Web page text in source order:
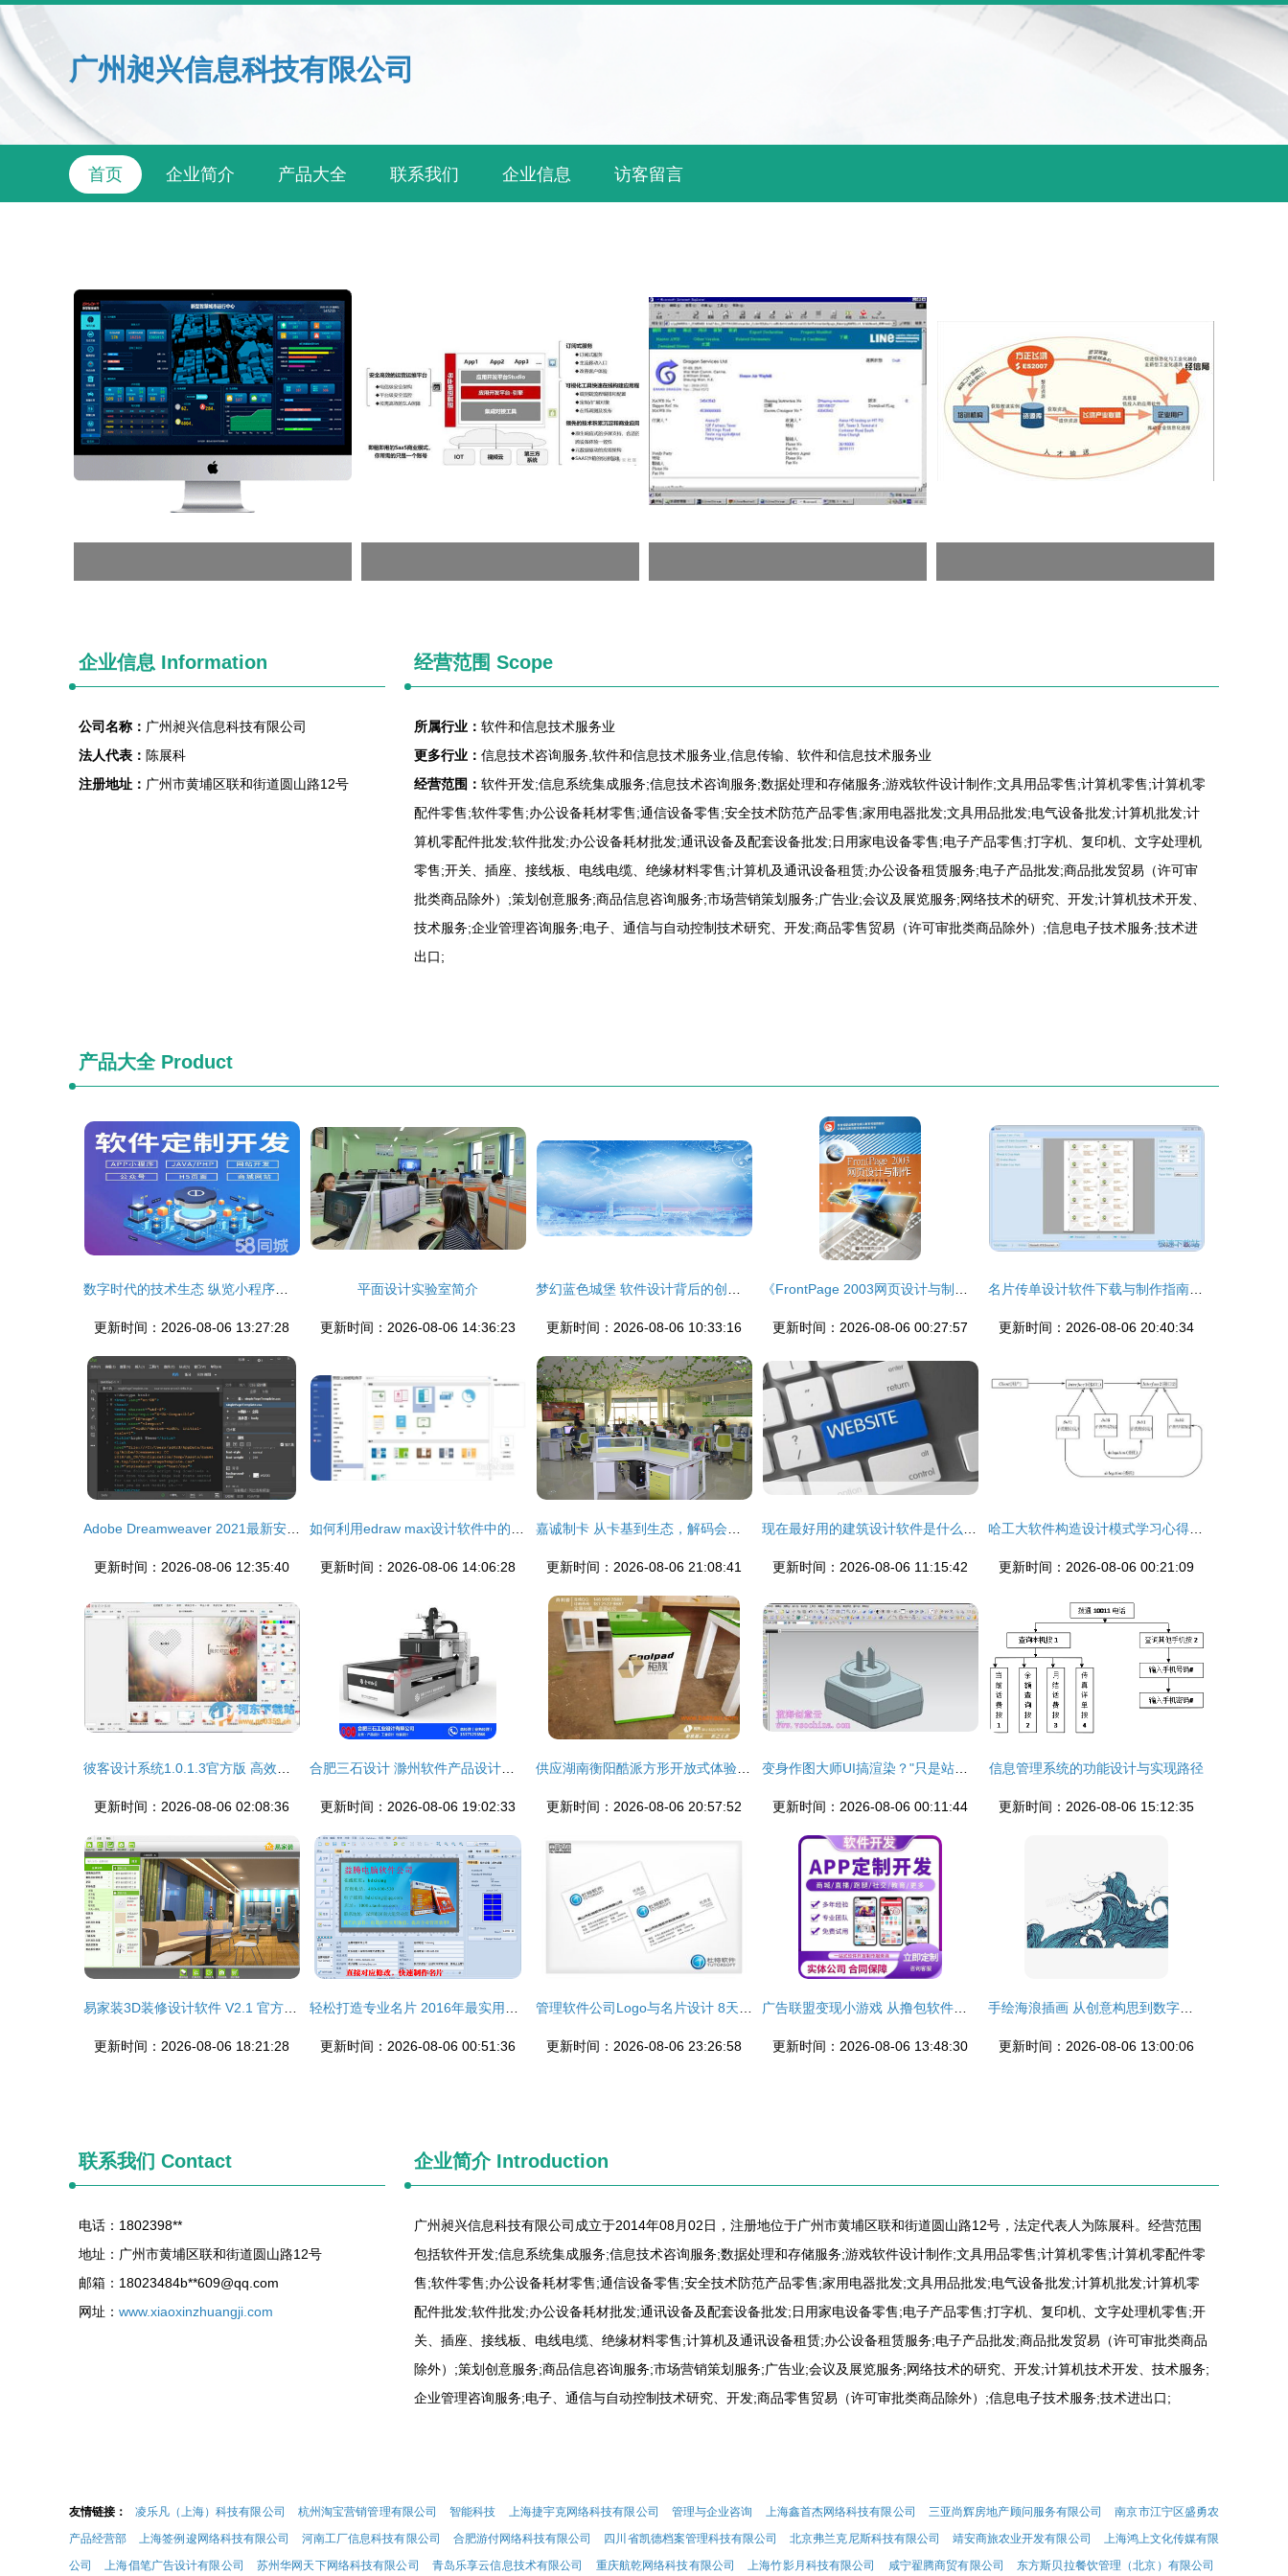
广州昶兴信息科技有限公司
首页 企业简介 产品大全 联系我们 企业信息 访客留言
企业信息 Information
公司名称： 广州昶兴信息科技有限公司
法人代表： 陈展科
注册地址： 广州市黄埔区联和街道圆山路12号
经营范围 Scope
所属行业： 软件和信息技术服务业
更多行业： 信息技术咨询服务,软件和信息技术服务业,信息传输、软件和信息技术服务业
经营范围： 软件开发;信息系统集成服务;信息技术咨询服务;数据处理和存储服务;游戏软件设计制作;文具用品零售;计算机零售;计算机零
配件零售;软件零售;办公设备耗材零售;通信设备零售;安全技术防范产品零售;家用电器批发;文具用品批发;电气设备批发;计算机批发;计
算机零配件批发;软件批发;办公设备耗材批发;通讯设备及配套设备批发;日用家电设备零售;电子产品零售;打字机、复印机、文字处理机
零售;开关、插座、接线板、电线电缆、绝缘材料零售;计算机及通讯设备租赁;办公设备租赁服务;电子产品批发;商品批发贸易（许可审
批类商品除外）;策划创意服务;商品信息咨询服务;市场营销策划服务;广告业;会议及展览服务;网络技术的研究、开发;计算机技术开发、
技术服务;企业管理咨询服务;电子、通信与自动控制技术研究、开发;商品零售贸易（许可审批类商品除外）;信息电子技术服务;技术进
出口;
产品大全Product
更新时间：2026-08-06 13:27:28
平面设计实验室简介
更新时间：2026-08-06 14:36:23 更新时间：2026-08-06 10:33:16 更新时间：2026-08-06 00:27:57 更新时间：2026-08-06 20:40:34
更新时间：2026-08-06 12:35:40 更新时间：2026-08-06 14:06:28 更新时间：2026-08-06 21:08:41 更新时间：2026-08-06 11:15:42 更新时间：2026-08-06 00:21:09
更新时间：2026-08-06 02:08:36 更新时间：2026-08-06 19:02:33 更新时间：2026-08-06 20:57:52 更新时间：2026-08-06 00:11:44
信息管理系统的功能设计与实现路径
更新时间：2026-08-06 15:12:35
更新时间：2026-08-06 18:21:28 更新时间：2026-08-06 00:51:36 更新时间：2026-08-06 23:26:58 更新时间：2026-08-06 13:48:30 更新时间：2026-08-06 13:00:06
联系我们 Contact
电话：1802398**
地址：广州市黄埔区联和街道圆山路12号
邮箱：18023484b**609@qq.com
网址： www.xiaoxinzhuangji.com
企业简介Introduction
广州昶兴信息科技有限公司成立于2014年08月02日，注册地位于广州市黄埔区联和街道圆山路12号，法定代表人为陈展科。经营范围
包括软件开发;信息系统集成服务;信息技术咨询服务;数据处理和存储服务;游戏软件设计制作;文具用品零售;计算机零售;计算机零配件零
售;软件零售;办公设备耗材零售;通信设备零售;安全技术防范产品零售;家用电器批发;文具用品批发;电气设备批发;计算机批发;计算机零
配件批发;软件批发;办公设备耗材批发;通讯设备及配套设备批发;日用家电设备零售;电子产品零售;打字机、复印机、文字处理机零售;开
关、插座、接线板、电线电缆、绝缘材料零售;计算机及通讯设备租赁;办公设备租赁服务;电子产品批发;商品批发贸易（许可审批类商品
除外）;策划创意服务;商品信息咨询服务;市场营销策划服务;广告业;会议及展览服务;网络技术的研究、开发;计算机技术开发、技术服务;
企业管理咨询服务;电子、通信与自动控制技术研究、开发;商品零售贸易（许可审批类商品除外）;信息电子技术服务;技术进出口;
友情链接： 凌乐凡（上海）科技有限公司 杭州淘宝营销管理有限公司 智能科技 上海捷宇克网络科技有限公司 管理与企业咨询 上海鑫首杰网络科技有限公司 三亚尚辉房地产顾问服务有限公司
南京市江宁区盛勇农
产品经营部
上海签例逡网络科技有限公司 河南工厂信息科技有限公司 合肥游付网络科技有限公司 四川省凯德档案管理科技有限公司 北京弗兰克尼斯科技有限公司 靖安商旅农业开发有限公司
上海鸿上文化传媒有限
公司
上海倡笔广告设计有限公司 苏州华网天下网络科技有限公司 青岛乐享云信息技术有限公司 重庆航乾网络科技有限公司 上海竹影月科技有限公司 咸宁翟腾商贸有限公司 东方斯贝拉餐饮管理（北京）有限公司